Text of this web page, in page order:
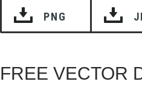
PNG
FREE VECTOR